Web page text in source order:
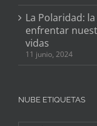
La Polaridad:
enfrentar
vidas
11 junio, 2024
NUBE ETIQUETAS